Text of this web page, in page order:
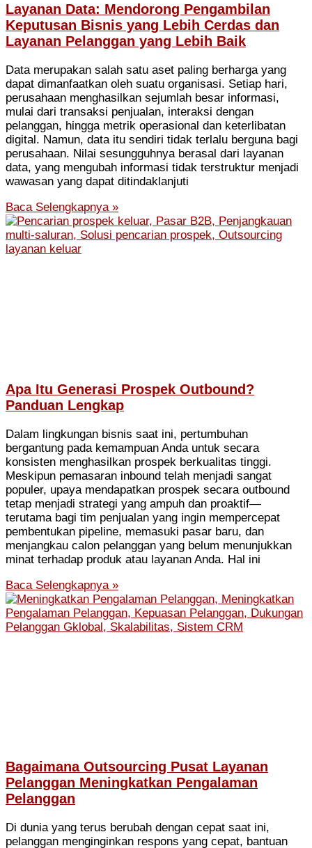
Layanan Data: Mendorong Pengambilan
Keputusan Bisnis yang Lebih Cerdas dan
Layanan Pelanggan yang Lebih Baik
Data merupakan salah satu aset paling berharga yang
dapat dimanfaatkan oleh suatu organisasi. Setiap hari,
perusahaan menghasilkan sejumlah besar informasi,
mulai dari transaksi penjualan, interaksi dengan
pelanggan, hingga metrik operasional dan keterlibatan
digital. Namun, data itu sendiri tidak terlalu berguna bagi
perusahaan. Nilai sesungguhnya berasal dari layanan
data, yang mengubah informasi tidak terstruktur menjadi
wawasan yang dapat ditindaklanjuti
Baca Selengkapnya »
Apa Itu Generasi Prospek Outbound?
Panduan Lengkap
Dalam lingkungan bisnis saat ini, pertumbuhan
bergantung pada kemampuan Anda untuk secara
konsisten menghasilkan prospek berkualitas tinggi.
Meskipun pemasaran inbound telah menjadi sangat
populer, upaya mendapatkan prospek secara outbound
tetap menjadi strategi yang ampuh dan proaktif—
terutama bagi tim penjualan yang ingin mempercepat
pembentukan pipeline, memasuki pasar baru, dan
menjangkau calon pelanggan yang belum menunjukkan
minat terhadap produk atau layanan Anda. Hal ini
Baca Selengkapnya »
Bagaimana Outsourcing Pusat Layanan
Pelanggan Meningkatkan Pengalaman
Pelanggan
Di dunia yang terus berubah dengan cepat saat ini,
pelanggan menginginkan respons yang cepat, bantuan